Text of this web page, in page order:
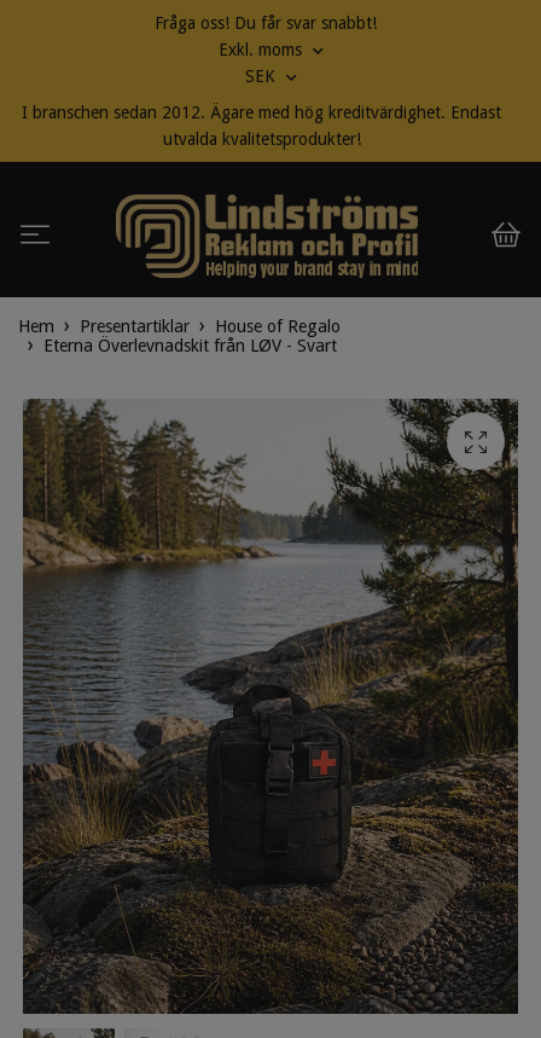
Fråga oss! Du får svar snabbt!
Exkl. moms
SEK
I branschen sedan 2012. Ägare med hög kreditvärdighet. Endast
utvalda kvalitetsprodukter!
Hem Presentartiklar
House of Regalo
Eterna Överlevnadskit från LØV - Svart